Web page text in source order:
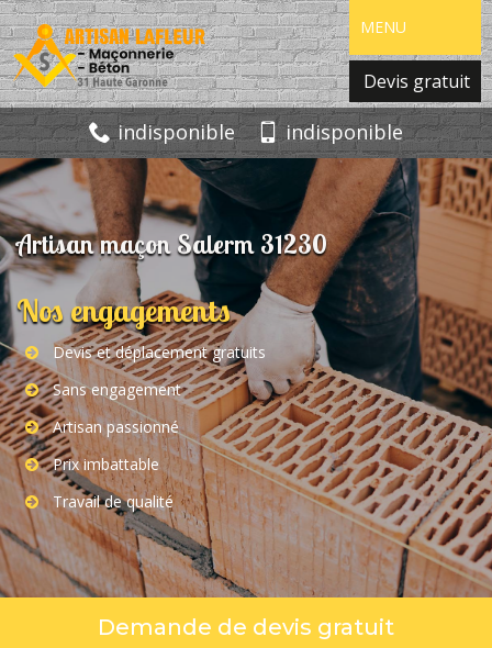
MENU
Devis gratuit
indisponible indisponible
Artisan maçon Salerm 31230
Nos engagements
Devis et déplacement gratuits
Sans engagement
Artisan passionné
Prix imbattable
Travail de qualité
Demande de devis gratuit